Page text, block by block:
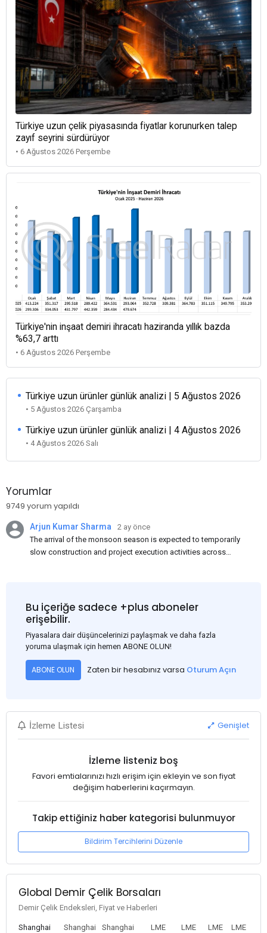
Türkiye uzun çelik piyasasında fiyatlar korunurken talep
zayıf seyrini sürdürüyor
• 6 Ağustos 2026 Perşembe
Türkiye'nin inşaat demiri ihracatı haziranda yıllık bazda
%63,7 arttı
• 6 Ağustos 2026 Perşembe
Türkiye uzun ürünler günlük analizi | 5 Ağustos 2026
• 5 Ağustos 2026 Çarşamba
Türkiye uzun ürünler günlük analizi | 4 Ağustos 2026
• 4 Ağustos 2026 Salı
Yorumlar
9749 yorum yapıldı
Arjun Kumar Sharma
2 ay önce
The arrival of the monsoon season is expected to temporarily
slow construction and project execution activities across
and rural construction projects is expected to provide support
to the market despite seasonal disruptions caused by heavy
rainfall.
Bu içeriğe sadece +plus aboneler
erişebilir.
Piyasalara dair düşüncelerinizi paylaşmak ve daha fazla
yoruma ulaşmak için hemen ABONE OLUN!
ABONE OLUN Zaten bir hesabınız varsa Oturum Açın
İzleme Listesi Genişlet
İzleme listeniz boş
Favori emtialarınızı hızlı erişim için ekleyin ve son fiyat
değişim haberlerini kaçırmayın.
Takip ettiğiniz haber kategorisi bulunmuyor
Bildirim Tercihlerini Düzenle
Global Demir Çelik Borsaları
Demir Çelik Endeksleri, Fiyat ve Haberleri
Shanghai
Shanghai
Shanghai
LME
LME
LME
LME